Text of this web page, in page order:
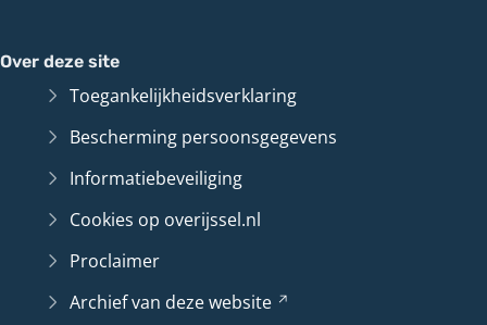
Over deze site
Toegankelijkheidsverklaring
Bescherming persoonsgegevens
Informatiebeveiliging
Cookies op overijssel.nl
Proclaimer
Archief van dezewebsite